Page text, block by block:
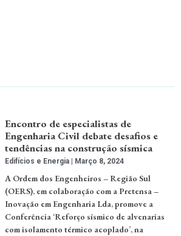
Encontro de especialistas de
Engenharia Civil debate desafios e
tendências na construção sísmica
Edifícios e Energia Março 8, 2024
A Ordem dos Engenheiros – Região Sul
(OERS), em colaboração com a Pretensa –
Inovação em Engenharia Lda, promove a
Conferência ‘Reforço sísmico de alvenarias
com isolamento térmico acoplado’, na